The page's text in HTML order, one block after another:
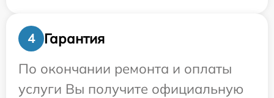
4
Гарантия
По окончании ремонта и оплаты
услуги Вы получите официальную